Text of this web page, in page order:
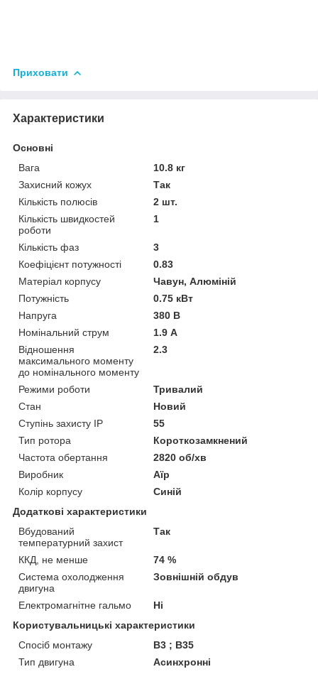
Приховати
Характеристики
Основні
Вага
10.8 кг
Захисний кожух
Так
Кількість полюсів
2 шт.
Кількість швидкостей
роботи
1
Кількість фаз
3
Коефіцієнт потужності
0.83
Матеріал корпусу
Чавун, Алюміній
Потужність
0.75 кВт
Напруга
380 В
Номінальний струм
1.9 А
Відношення
максимального моменту
до номінального моменту
2.3
Режими роботи
Тривалий
Стан
Новий
Ступінь захисту IP
55
Тип ротора
Короткозамкнений
Частота обертання
2820 об/хв
Виробник
Аїр
Колір корпусу
Синій
Додаткові характеристики
Вбудований
температурний захист
Так
ККД, не менше
74 %
Система охолодження
двигуна
Зовнішній обдув
Електромагнітне гальмо
Ні
Користувальницькі характеристики
Спосіб монтажу
B3 ; B35
Тип двигуна
Асинхронні